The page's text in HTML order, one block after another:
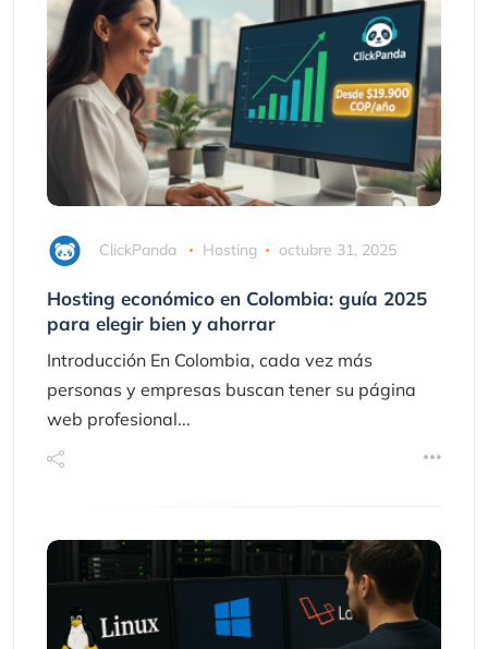
ClickPanda Hosting octubre 31, 2025
Hosting económico en Colombia: guía 2025
para elegir bien y ahorrar
Introducción En Colombia, cada vez más
personas y empresas buscan tener su página
web profesional...